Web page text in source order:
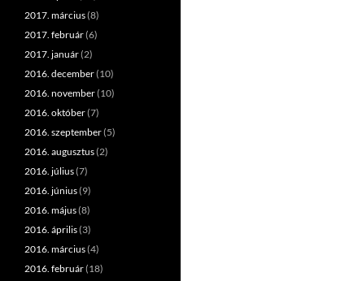
2017. március(8)
2017. február(6)
2017. január(2)
2016. december(10)
2016. november(10)
2016. október(7)
2016. szeptember(5)
2016. augusztus(2)
2016. július(7)
2016. június(9)
2016. május(8)
2016. április(3)
2016. március(4)
2016. február(18)